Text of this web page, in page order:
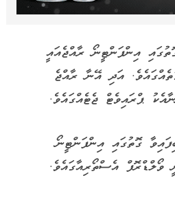
އިންފަންޓީނޯ ރާއްޖެއައީ
އަދި އޭނާ ރާއްޖެ
ޕްރައިވެޓް ޖެޓެއްގައެވެ.
ގޮތުގައި އިންފަންޓީނޯ
ވޯލްޑްރޮފް އެސްތޯރިއާގައެވެ.